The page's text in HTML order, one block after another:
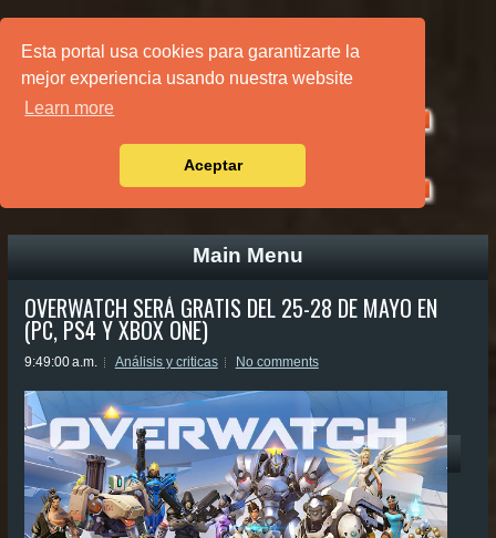
Esta portal usa cookies para garantizarte la
mejor experiencia usando nuestra website
Learn more
Aceptar
PÁGINA PRINCIPAL
Main Menu
OVERWATCH SERÁ GRATIS DEL 25-28 DE MAYO EN
(PC, PS4 Y XBOX ONE)
9:49:00 a.m. Análisis y criticas No comments